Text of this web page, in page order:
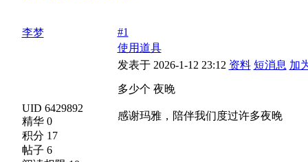
李梦
UID 6429892
精华 0
积分 17
帖子 6
#1
使用道具
发表于 2026-1-12 23:12 资料 短消息 加
多少个 夜晚
感谢玛雅，陪伴我们度过许多夜晚